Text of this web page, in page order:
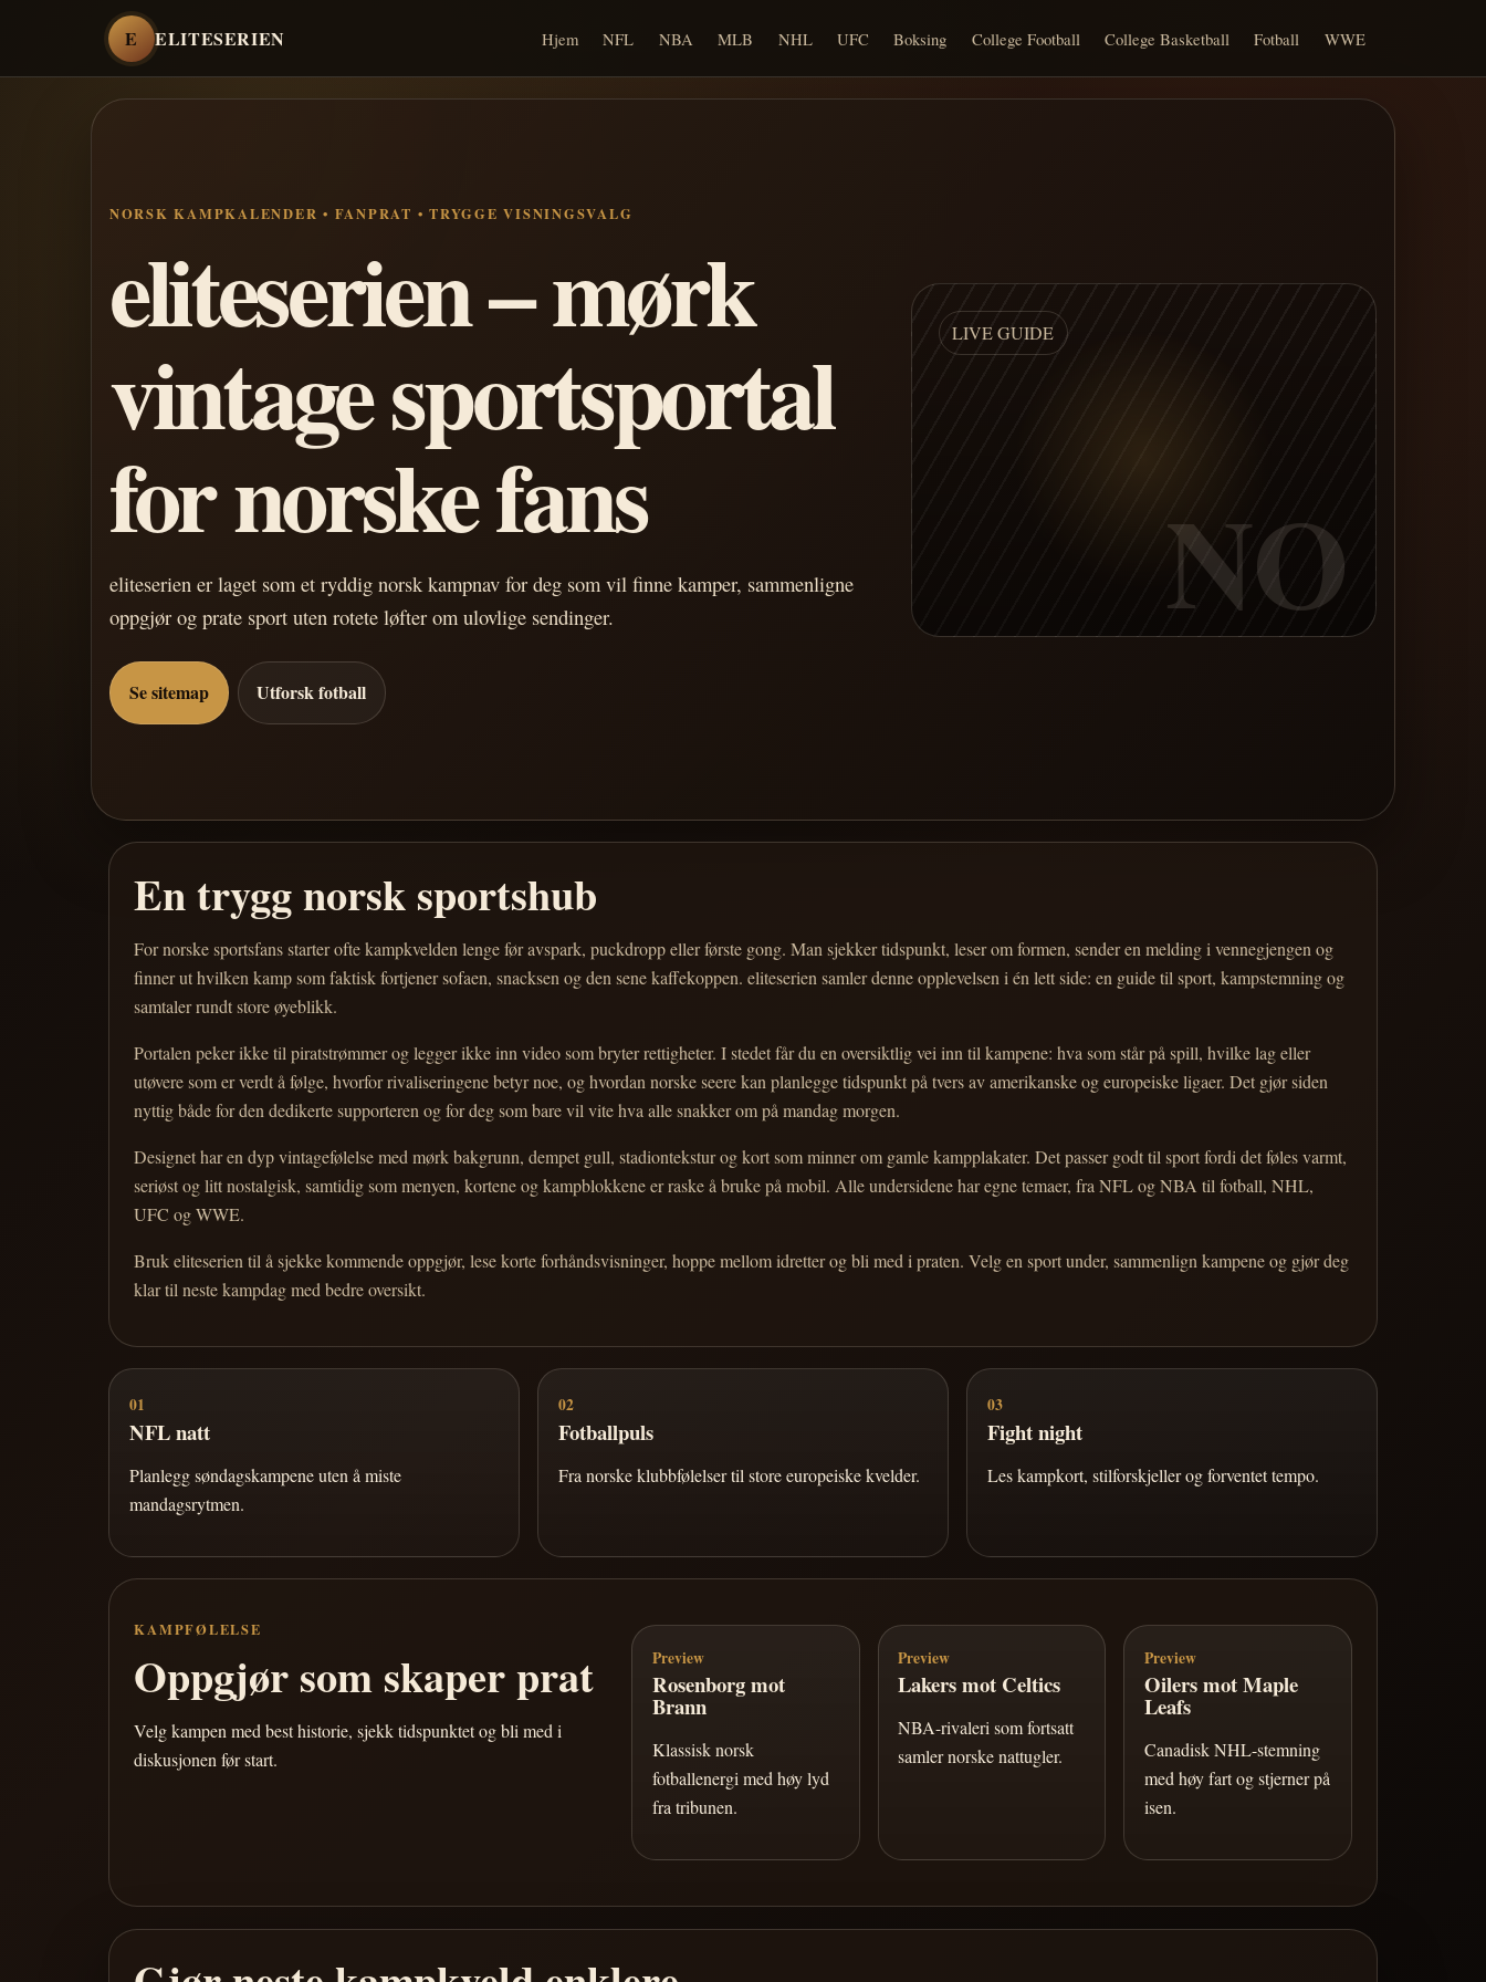
E ELITESERIEN Hjem NFL NBA MLB NHL UFC Boksing College Football College Basketball Fotball WWE
NORSK KAMPKALENDER • FANPRAT • TRYGGE VISNINGSVALG
eliteserien – mørk
vintage sportsportal
for norske fans
eliteserien er laget som et ryddig norsk kampnav for deg som vil finne kamper, sammenligne
oppgjør og prate sport uten rotete løfter om ulovlige sendinger.
Se sitemap Utforsk fotball
LIVE GUIDE
NO
En trygg norsk sportshub
For norske sportsfans starter ofte kampkvelden lenge før avspark, puckdropp eller første gong. Man sjekker tidspunkt, leser om formen, sender en melding i vennegjengen og
finner ut hvilken kamp som faktisk fortjener sofaen, snacksen og den sene kaffekoppen. eliteserien samler denne opplevelsen i én lett side: en guide til sport, kampstemning og
samtaler rundt store øyeblikk.
Portalen peker ikke til piratstrømmer og legger ikke inn video som bryter rettigheter. I stedet får du en oversiktlig vei inn til kampene: hva som står på spill, hvilke lag eller
utøvere som er verdt å følge, hvorfor rivaliseringene betyr noe, og hvordan norske seere kan planlegge tidspunkt på tvers av amerikanske og europeiske ligaer. Det gjør siden
nyttig både for den dedikerte supporteren og for deg som bare vil vite hva alle snakker om på mandag morgen.
Designet har en dyp vintagefølelse med mørk bakgrunn, dempet gull, stadiontekstur og kort som minner om gamle kampplakater. Det passer godt til sport fordi det føles varmt,
seriøst og litt nostalgisk, samtidig som menyen, kortene og kampblokkene er raske å bruke på mobil. Alle undersidene har egne temaer, fra NFL og NBA til fotball, NHL,
UFC og WWE.
Bruk eliteserien til å sjekke kommende oppgjør, lese korte forhåndsvisninger, hoppe mellom idretter og bli med i praten. Velg en sport under, sammenlign kampene og gjør deg
klar til neste kampdag med bedre oversikt.
01
NFL natt
Planlegg søndagskampene uten å miste
mandagsrytmen.
02
Fotballpuls
Fra norske klubbfølelser til store europeiske kvelder.
03
Fight night
Les kampkort, stilforskjeller og forventet tempo.
KAMPFØLELSE
Oppgjør som skaper prat
Velg kampen med best historie, sjekk tidspunktet og bli med i
diskusjonen før start.
Preview
Rosenborg mot
Brann
Klassisk norsk
fotballenergi med høy lyd
fra tribunen.
Preview
Lakers mot Celtics
NBA-rivaleri som fortsatt
samler norske nattugler.
Preview
Oilers mot Maple
Leafs
Canadisk NHL-stemning
med høy fart og stjerner på
isen.